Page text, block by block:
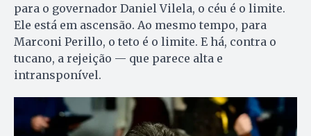
para o governador Daniel Vilela, o céu é o limite.
Ele está em ascensão. Ao mesmo tempo, para
Marconi Perillo, o teto é o limite. E há, contra o
tucano, a rejeição — que parece alta e
intransponível.